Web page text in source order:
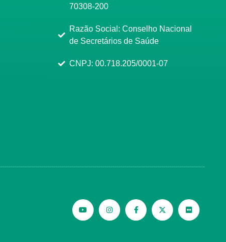
70308-200
Razão Social: Conselho Nacional
de Secretários de Saúde
CNPJ: 00.718.205/0001-07